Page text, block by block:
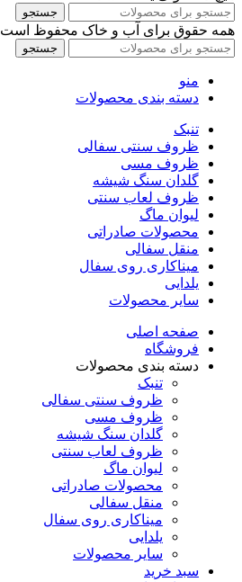
جستجو
همه حقوق برای آب و خاک محفوظ است
جستجو
منو
دسته بندی محصولات
تنبک
ظروف سنتی سفالی
ظروف مسی
گلدان سنگ شیشه
ظروف لعاب سنتی
لیوان ماگ
محصولات صادراتی
منقل سفالی
میناکاری روی سفال
یلدایی
سایر محصولات
صفحه اصلی
فروشگاه
دسته بندی محصولات
تنبک
ظروف سنتی سفالی
ظروف مسی
گلدان سنگ شیشه
ظروف لعاب سنتی
لیوان ماگ
محصولات صادراتی
منقل سفالی
میناکاری روی سفال
یلدایی
سایر محصولات
سبد خرید